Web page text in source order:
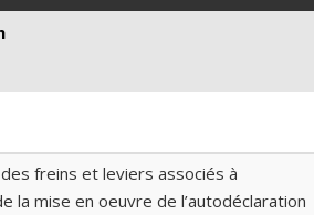
order
in descending order
freins et leviers associés à
la mise en oeuvre de l’autodéclaration